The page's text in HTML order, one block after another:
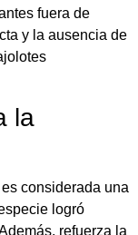
fuera de
y la ausencia de
la
considerada una
logró
refuerza la